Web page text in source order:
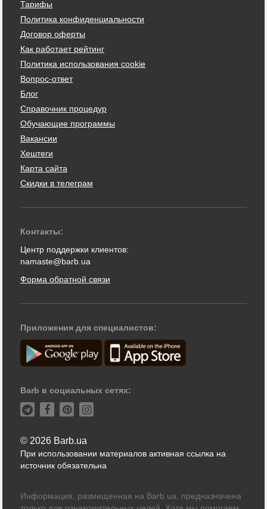
Тарифы
Политика конфиденциальности
Договор оферты
Как работает рейтинг
Политика использования cookie
Вопрос-ответ
Блог
Справочник процедур
Обучающие программы
Вакансии
Хештеги
Карта сайта
Скидки в телеграм
Контакты:
Центр поддержки клиентов:
namaste@barb.ua
Форма обратной связи
Приложения для специалистов:
Barb в социальных сетях:
© 2026 Barb.ua
При использовании материалов активная ссылка на
источник обязательна
Информация, размещенная на Barb.ua, предназначена